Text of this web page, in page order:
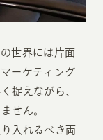
世界には片面
ーケティング
捉えながら、
せん。
入れるべき両